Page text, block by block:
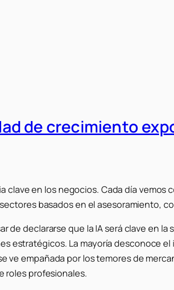
de crecimiento
en los negocios. Cada día vemos
basados ​​en el asesoramiento,
de declararse que la IA será clave en
estratégicos. La mayoría desconoce
empañada por los temores de
roles profesionales.